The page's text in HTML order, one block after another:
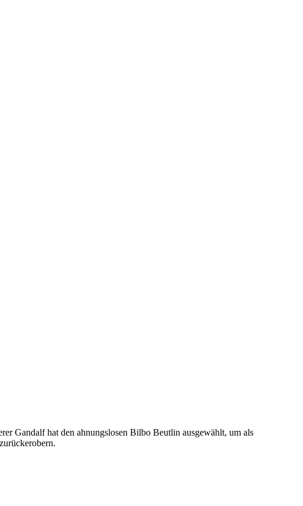
Gandalf hat den ahnungslosen Bilbo Beutlin ausgewählt, um als